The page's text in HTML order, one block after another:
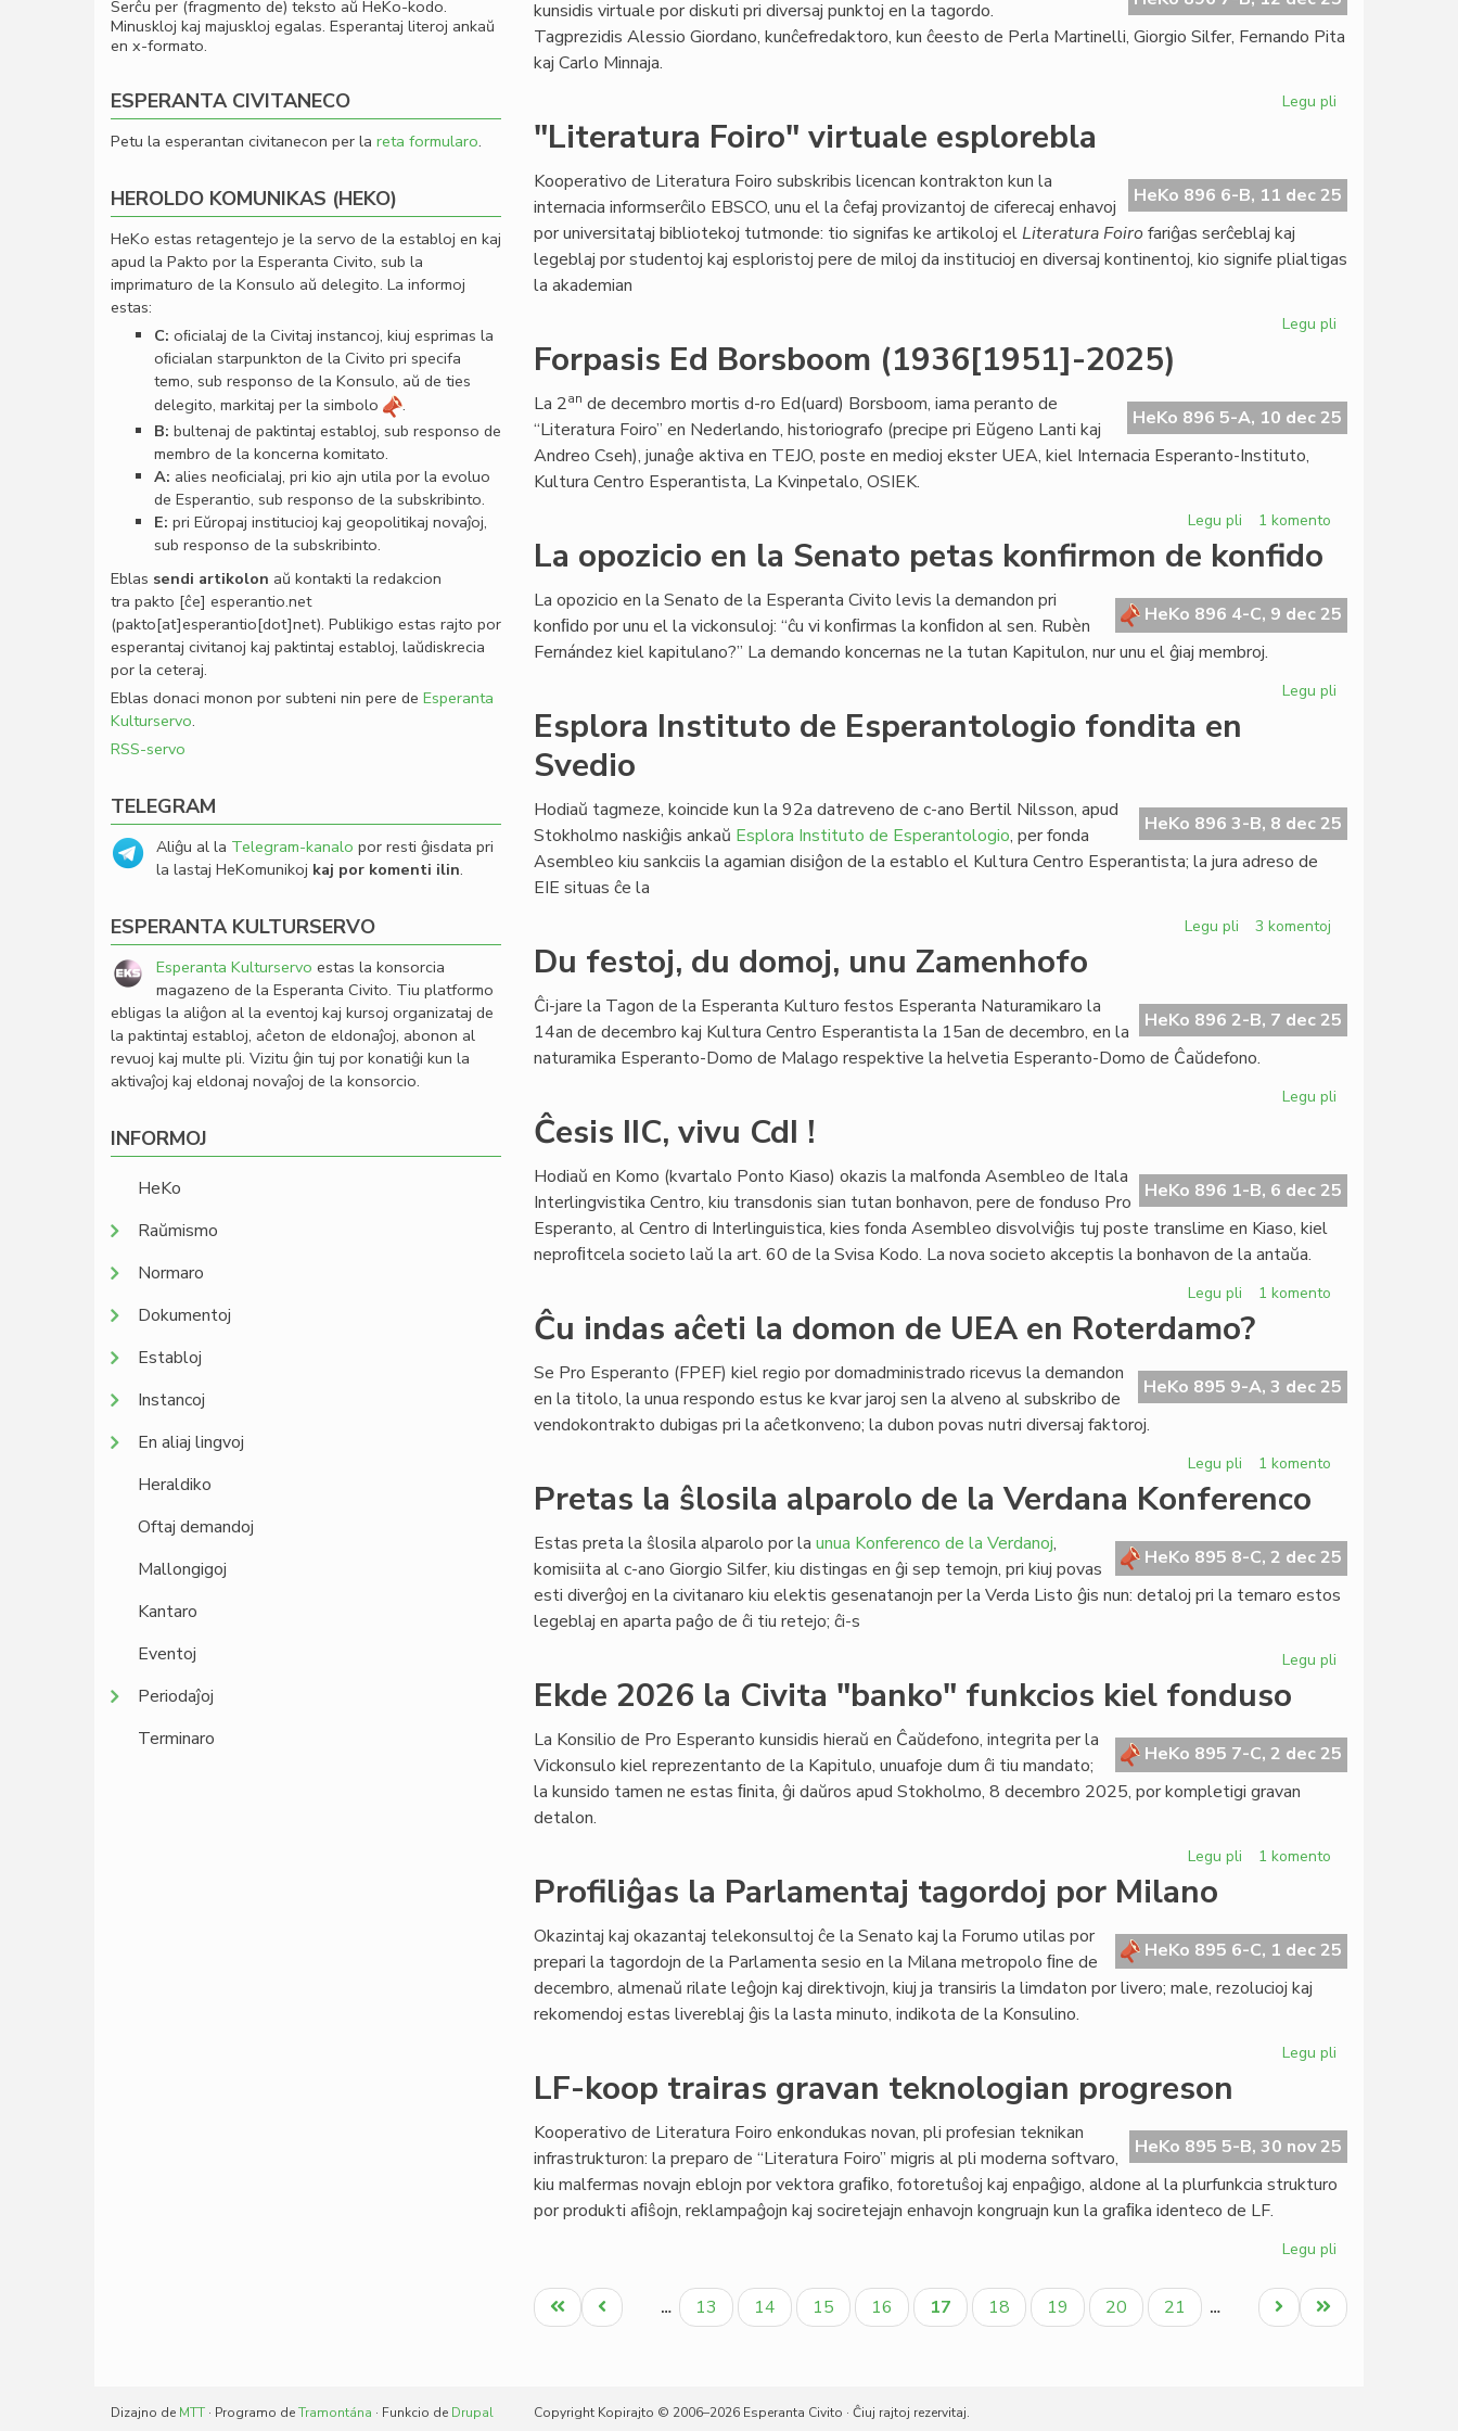
kunsidis virtuale por diskuti pri diversaj punktoj en la tagordo.
Tagprezidis Alessio Giordano, kunĉefredaktoro, kun ĉeesto de Perla Martinelli, Giorgio Silfer, Fernando Pita
kaj Carlo Minnaja.
Legu pli
la
redakcio
LF
"Literatura Foiro" virtuale esplorebla
HeKo 896 6-B, 11 dec 25
Kooperativo de Literatura Foiro subskribis licencan kontrakton kun la
internacia informserĉilo EBSCO, unu el la ĉefaj provizantoj de ciferecaj enhavoj
por universitataj bibliotekoj tutmonde: tio signifas ke artikoloj elLiteratura Foirofariĝas serĉeblaj kaj
legeblaj por studentoj kaj esploristoj pere de miloj da institucioj en diversaj kontinentoj, kio signife plialtigas
la akademian
Legu pli
esplorebla
Forpasis Ed Borsboom (1936[1951]-2025)
HeKo 896 5-A, 10 dec 25
La 2an de decembro mortis d-ro Ed(uard) Borsboom, iama peranto de
“Literatura Foiro” en Nederlando, historiografo (precipe pri Eŭgeno Lanti kaj
Andreo Cseh), junaĝe aktiva en TEJO, poste en medioj ekster UEA, kiel Internacia Esperanto-Instituto,
Kultura Centro Esperantista, La Kvinpetalo, OSIEK.
Legu pli
Forpasis
Ed
(1936[1951]-2025)
1 komento
La opozicio en la Senato petas konfirmon de konfido
HeKo 896 4-C, 9 dec 25
La opozicio en la Senato de la Esperanta Civito levis la demandon pri
konﬁdo por unu el la vickonsuloj: “ĉu vi konﬁrmas la konﬁdon al sen. Rubèn
Fernández kiel kapitulano?” La demando koncernas ne la tutan Kapitulon, nur unu el ĝiaj membroj.
Legu pli
Senato
petas
Esplora Instituto de Esperantologio fondita en
Svedio
HeKo 896 3-B, 8 dec 25
Hodiaŭ tagmeze, koincide kun la 92a datreveno de c-ano Bertil Nilsson, apud
Stokholmo naskiĝis ankaŭ Esplora Instituto de Esperantologio, per fonda
Asembleo kiu sankciis la agamian disiĝon de la establo el Kultura Centro Esperantista; la jura adreso de
EIE situas ĉe la
Legu pli pri
Esperantologio
fondita
en
Svedio
3 komentoj
Du festoj, du domoj, unu Zamenhofo
HeKo 896 2-B, 7 dec 25
Ĉi-jare la Tagon de la Esperanta Kulturo festos Esperanta Naturamikaro la
14an de decembro kaj Kultura Centro Esperantista la 15an de decembro, en la
naturamika Esperanto-Domo de Malago respektive la helvetia Esperanto-Domo de Ĉaŭdefono.
Legu pli
domoj,
unu
Ĉesis IIC, vivu CdI !
HeKo 896 1-B, 6 dec 25
Hodiaŭ en Komo (kvartalo Ponto Kiaso) okazis la malfonda Asembleo de Itala
Interlingvistika Centro, kiu transdonis sian tutan bonhavon, pere de fonduso Pro
Esperanto, al Centro di Interlinguistica, kies fonda Asembleo disvolviĝis tuj poste translime en Kiaso, kiel
neproﬁtcela societo laŭ la art. 60 de la Svisa Kodo. La nova societo akceptis la bonhavon de la antaŭa.
Legu pli
Ĉesis
IIC,
CdI
!
1 komento
Ĉu indas aĉeti la domon de UEA en Roterdamo?
HeKo 895 9-A, 3 dec 25
Se Pro Esperanto (FPEF) kiel regio por domadministrado ricevus la demandon
en la titolo, la unua respondo estus ke kvar jaroj sen la alveno al subskribo de
vendokontrakto dubigas pri la aĉetkonveno; la dubon povas nutri diversaj faktoroj.
Legu pli
indas
la
domon
de
Roterdamo?
1 komento
Pretas la ŝlosila alparolo de la Verdana Konferenco
HeKo 895 8-C, 2 dec 25
Estas preta la ŝlosila alparolo por la unua Konferenco de la Verdanoj,
komisiita al c-ano Giorgio Silfer, kiu distingas en ĝi sep temojn, pri kiuj povas
esti diverĝoj en la civitanaro kiu elektis gesenatanojn per la Verda Listo ĝis nun: detaloj pri la temaro estos
legeblaj en aparta paĝo de ĉi tiu retejo; ĉi-s
Legu pli
alparolo
de
Ekde 2026 la Civita "banko" funkcios kiel fonduso
HeKo 895 7-C, 2 dec 25
La Konsilio de Pro Esperanto kunsidis hieraŭ en Ĉaŭdefono, integrita per la
Vickonsulo kiel reprezentanto de la Kapitulo, unuafoje dum ĉi tiu mandato;
la kunsido tamen ne estas ﬁnita, ĝi daŭros apud Stokholmo, 8 decembro 2025, por kompletigi gravan
detalon.
Legu pli
Civita
"banko"
funkcios
1 komento
Profiliĝas la Parlamentaj tagordoj por Milano
HeKo 895 6-C, 1 dec 25
Okazintaj kaj okazantaj telekonsultoj ĉe la Senato kaj la Forumo utilas por
prepari la tagordojn de la Parlamenta sesio en la Milana metropolo ﬁne de
decembro, almenaŭ rilate leĝojn kaj direktivojn, kiuj ja transiris la limdaton por livero; male, rezolucioj kaj
rekomendoj estas livereblaj ĝis la lasta minuto, indikota de la Konsulino.
Legu pli
tagordoj
por
LF-koop trairas gravan teknologian progreson
HeKo 895 5-B, 30 nov 25
Kooperativo de Literatura Foiro enkondukas novan, pli profesian teknikan
infrastrukturon: la preparo de “Literatura Foiro” migris al pli moderna softvaro,
kiu malfermas novajn eblojn por vektora graﬁko, fotoretuŝoj kaj enpaĝigo, aldone al la plurfunkcia strukturo
por produkti aﬁŝojn, reklampaĝojn kaj sociretejajn enhavojn kongruajn kun la graﬁka identeco de LF.
Legu pli
koop
trairas
Pagination
Unua
paĝo
Antaŭa
paĝo
… Paĝo
13 Paĝo
14 Paĝo
15 Paĝo
16
Aktuala
paĝo
17 Paĝo
18 Paĝo
19 Paĝo
20 Paĝo
21 …
Last
page
Next
page
Serĉu per (fragmento de) teksto aŭ HeKo-kodo.
Minuskloj kaj majuskloj egalas. Esperantaj literoj ankaŭ
en x-formato.
ESPERANTA CIVITANECO
Petu la esperantan civitanecon per la reta formularo.
HEROLDO KOMUNIKAS (HEKO)
HeKo estas retagentejo je la servo de la establoj en kaj
apud la Pakto por la Esperanta Civito, sub la
imprimaturo de la Konsulo aŭ delegito. La informoj
estas:
C: oﬁcialaj de la Civitaj instancoj, kiuj esprimas la
oﬁcialan starpunkton de la Civito pri specifa
temo, sub responso de la Konsulo, aŭ de ties
delegito, markitaj per la simbolo
.
B: bultenaj de paktintaj establoj, sub responso de
membro de la koncerna komitato.
A: alies neoﬁcialaj, pri kio ajn utila por la evoluo
de Esperantio, sub responso de la subskribinto.
E: pri Eŭropaj institucioj kaj geopolitikaj novaĵoj,
sub responso de la subskribinto.
Eblas sendi artikolon aŭ kontakti la redakcion
tra pakto [ĉe] esperantio.net
(pakto[at]esperantio[dot]net). Publikigo estas rajto por
esperantaj civitanoj kaj paktintaj establoj, laŭdiskrecia
por la ceteraj.
Eblas donaci monon por subteni nin pere de Esperanta
Kulturservo.
RSS-servo
TELEGRAM
Aliĝu al la Telegram-kanalo por resti ĝisdata pri
la lastaj HeKomunikoj kaj por komenti ilin.
ESPERANTA KULTURSERVO
Esperanta Kulturservo estas la konsorcia
magazeno de la Esperanta Civito. Tiu platformo
ebligas la aliĝon al la eventoj kaj kursoj organizataj de
la paktintaj establoj, aĉeton de eldonaĵoj, abonon al
revuoj kaj multe pli. Vizitu ĝin tuj por konatiĝi kun la
aktivaĵoj kaj eldonaj novaĵoj de la konsorcio.
INFORMOJ
HeKo
Raŭmismo
Normaro
Dokumentoj
Establoj
Instancoj
En aliaj lingvoj
Heraldiko
Oftaj demandoj
Mallongigoj
Kantaro
Eventoj
Periodaĵoj
Terminaro
Dizajno de MTT · Programo deTramontána · Funkcio de Drupal Copyright Kopirajto © 2006–2026 Esperanta Civito · Ĉiuj rajtoj rezervitaj.